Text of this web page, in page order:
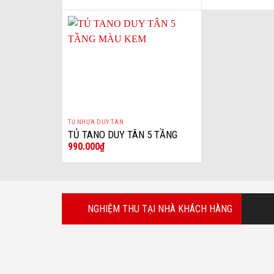
+
TỦ NHỰA DUY TÂN
TỦ TANO DUY TÂN 5 TẦNG
MÀU KEM
990.000₫
NGHIỆM THU TẠI NHÀ KHÁCH HÀNG